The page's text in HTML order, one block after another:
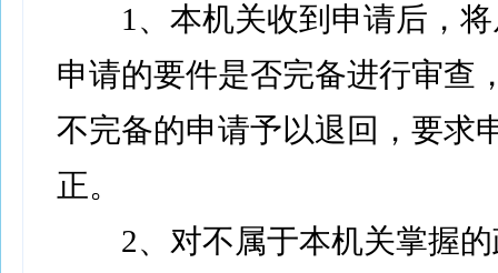
1、本机关收到申请后，将
申请的要件是否完备进行审查
不完备的申请予以退回，要求
正。
2、对不属于本机关掌握的